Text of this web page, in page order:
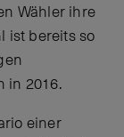
Wähler ihre
ist bereits so
in 2016.
einer